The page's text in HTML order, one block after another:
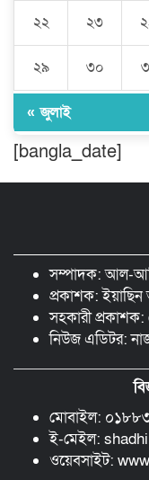
২২ ২৩
২৯ ৩০
« জুলাই
[bangla_date]
সম্পাদক: আল-
প্রকাশক:
সহকারী প্রকাশক:
নিউজ এডিটর:
মোবাইল:
ই-মেইল:
ওয়েবসাইট: